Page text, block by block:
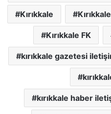
Kırıkkale
Kırıkkale FK
kırıkkale gazetesi
kırıkkale haber